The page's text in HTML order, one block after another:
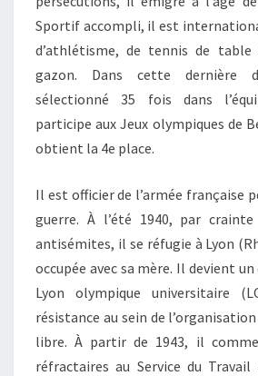
Sportif accompli, il est
d’athlétisme, de tennis de
gazon. Dans cette dernière
sélectionné 35 fois dans
participe aux Jeux olympiques de
obtient la 4e place.
Il est officier de l’armée française
guerre. À l’été 1940, par crainte
antisémites, il se réfugie à Lyon
occupée avec sa mère. Il devient
Lyon olympique universitaire
résistance au sein de
libre. À partir de 1943, il
réfractaires au Service du